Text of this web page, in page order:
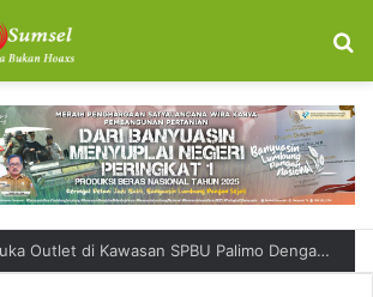
Seven Days Buka Outlet di Kawasan SPBU Palimo Dengan Konsep One Stop Hangout Destination